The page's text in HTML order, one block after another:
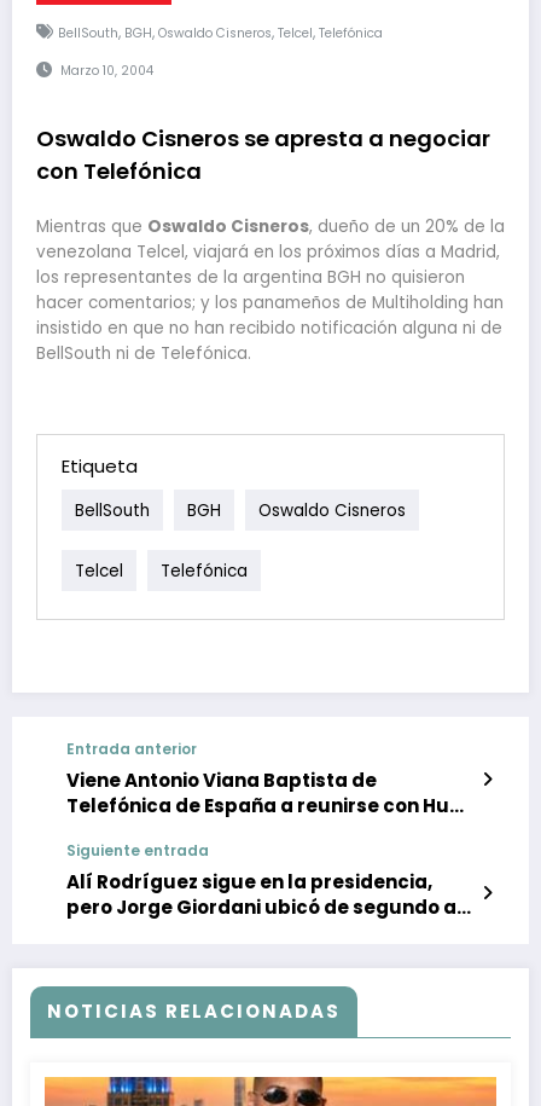
BellSouth, BGH, Oswaldo Cisneros, Telcel, Telefónica
Marzo 10, 2004
Oswaldo Cisneros se apresta a negociar
con Telefónica
Mientras que Oswaldo Cisneros, dueño de un 20% de la
venezolana Telcel, viajará en los próximos días a Madrid,
los representantes de la argentina BGH no quisieron
hacer comentarios; y los panameños de Multiholding han
insistido en que no han recibido notificación alguna ni de
BellSouth ni de Telefónica.
Etiqueta
BellSouth BGH Oswaldo Cisneros
Telcel Telefónica
Entrada anterior
Viene Antonio Viana Baptista de
Telefónica de España a reunirse con Hugo
Siguiente entrada
Alí Rodríguez sigue en la presidencia,
pero Jorge Giordani ubicó de segundo a
NOTICIAS RELACIONADAS